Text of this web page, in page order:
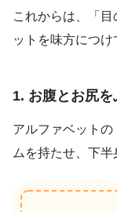
これからは、「
ットを味方につけ
1. お腹とお尻を
アルファベット
ムを持たせ、下半